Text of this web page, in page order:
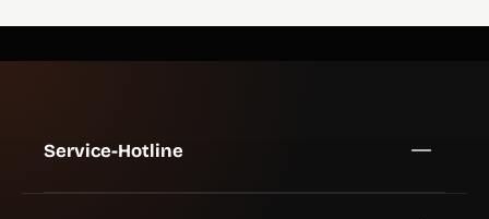
Service-Hotline